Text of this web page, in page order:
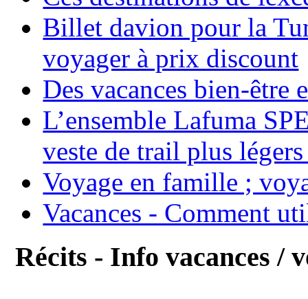
Billet davion pour la
voyager à prix discount
Des vacances bien-être
L’ensemble Lafuma
veste de trail plus
Voyage en famille ;
Vacances - Comment
Récits - Info vacances /